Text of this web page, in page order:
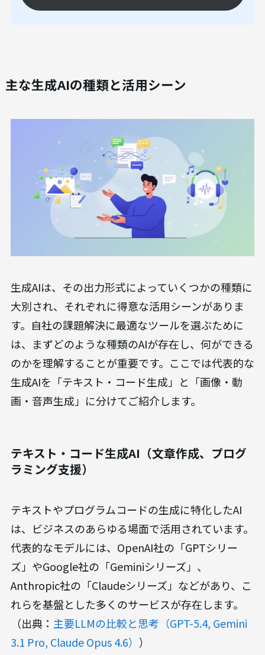
法人向けAI研修
AX CAMP 無料資料
無料でダウンロードする >>
主な生成AIの種類と活用シーン
生成AIは、その出力形式によっていくつかの種類に
大別され、それぞれに得意な活用シーンがありま
す。自社の課題解決に最適なツールを選ぶために
は、まずどのような種類のAIが存在し、何ができる
のかを理解することが重要です。ここでは代表的な
生成AIを「テキスト・コード生成」と「画像・動
画・音声生成」に分けてご紹介します。